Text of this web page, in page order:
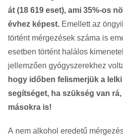
át (18 619 eset), ami 35%-os
évhez képest. Emellett az
történt mérgezések száma is
esetben történt halálos
jellemzően gyógyszerekhez
hogy időben felismerjük a
segítséget, ha szükség van
másokra is!
A nem alkohol eredetű